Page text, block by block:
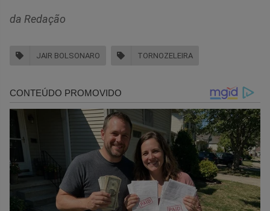
da Redação
JAIR BOLSONARO TORNOZELEIRA